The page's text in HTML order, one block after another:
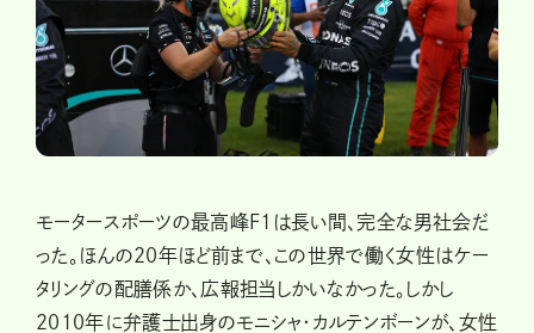
モータースポーツの最高峰F1は長い間、完全な男社会だ
った。ほんの20年ほど前まで、この世界で働く女性はケー
タリングの配膳係か、広報担当しかいなかった。しかし
2010年に弁護士出身のモニシャ・カルテンボーンが、女性